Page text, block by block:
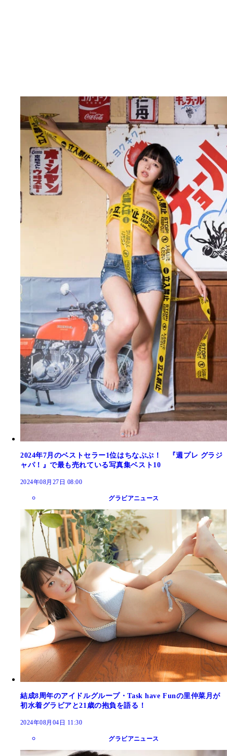
2024年7月のベストセラー1位はちなぷぷ！ 『週プレ グラジ
ャパ！』で最も売れている写真集ベスト10
2024年08月27日 08:00
グラビアニュース
結成8周年のアイドルグループ・Task have Funの里仲菜月が
初水着グラビアと21歳の抱負を語る！
2024年08月04日 11:30
グラビアニュース